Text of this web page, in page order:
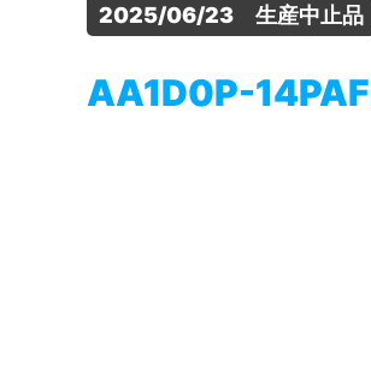
2025/06/23　生産中止品
AA1D0P-